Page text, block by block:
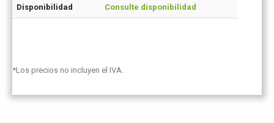
Disponibilidad Consulte disponibilidad
*Los precios no incluyen el IVA.